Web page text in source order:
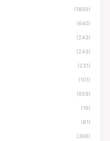
(1899)
(640)
(243)
(243)
(231)
(101)
(659)
(16)
(81)
(366)